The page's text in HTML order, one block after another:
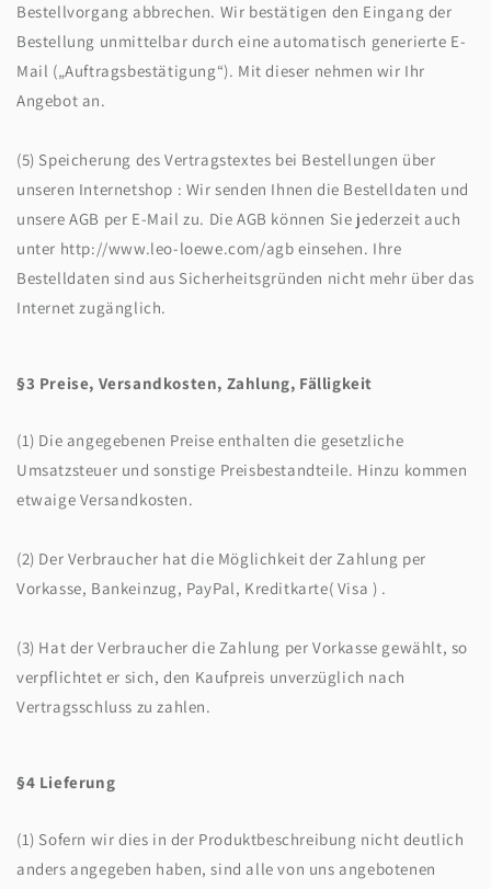
Bestellvorgang abbrechen. Wir bestätigen den Eingang der
Bestellung unmittelbar durch eine automatisch generierte E-
Mail („Auftragsbestätigung“). Mit dieser nehmen wir Ihr
Angebot an.
(5) Speicherung des Vertragstextes bei Bestellungen über
unseren Internetshop : Wir senden Ihnen die Bestelldaten und
unsere AGB per E-Mail zu. Die AGB können Sie jederzeit auch
unter http://www.leo-loewe.com/agb einsehen. Ihre
Bestelldaten sind aus Sicherheitsgründen nicht mehr über das
Internet zugänglich.
§3 Preise, Versandkosten, Zahlung, Fälligkeit
(1) Die angegebenen Preise enthalten die gesetzliche
Umsatzsteuer und sonstige Preisbestandteile. Hinzu kommen
etwaige Versandkosten.
(2) Der Verbraucher hat die Möglichkeit der Zahlung per
Vorkasse, Bankeinzug, PayPal, Kreditkarte( Visa ) .
(3) Hat der Verbraucher die Zahlung per Vorkasse gewählt, so
verpflichtet er sich, den Kaufpreis unverzüglich nach
Vertragsschluss zu zahlen.
§4 Lieferung
(1) Sofern wir dies in der Produktbeschreibung nicht deutlich
anders angegeben haben, sind alle von uns angebotenen